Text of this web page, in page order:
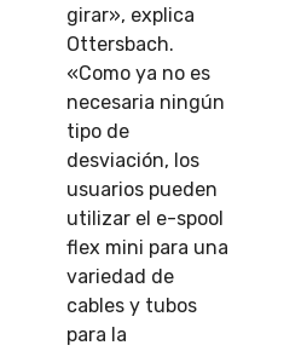
girar», explica
Ottersbach.
«Como ya no es
necesaria ningún
tipo de
desviación, los
usuarios pueden
utilizar el e-spool
flex mini para una
variedad de
cables y tubos
para la